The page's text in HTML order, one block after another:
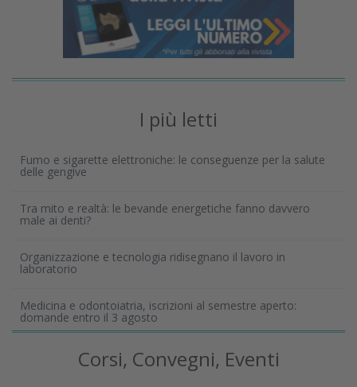
I più letti
Fumo e sigarette elettroniche: le conseguenze per la salute
delle gengive
Tra mito e realtà: le bevande energetiche fanno davvero
male ai denti?
Organizzazione e tecnologia ridisegnano il lavoro in
laboratorio
Medicina e odontoiatria, iscrizioni al semestre aperto:
domande entro il 3 agosto
Corsi, Convegni, Eventi